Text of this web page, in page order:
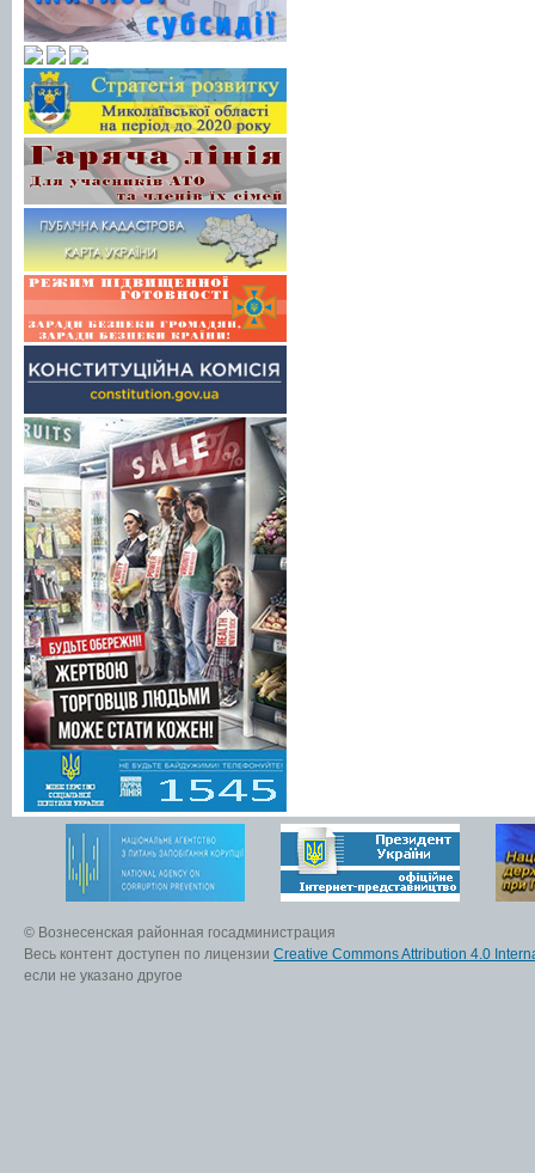
© Вознесенская районная госадминистрация
Весь контент доступен по лицензии Creative Commons Attribution 4.0
если не указано другое